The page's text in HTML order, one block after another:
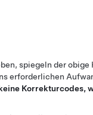
spiegeln der obige
erforderlichen
Korrekturcodes,